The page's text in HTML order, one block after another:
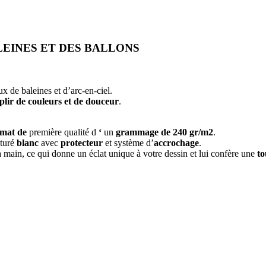
ET DES BALLONS
de baleines et d’arc-en-ciel.
de couleurs et de douceur.
de première qualité d ‘ un grammage de 240 gr/m2.
blanc avec protecteur et système d’accrochage.
ce qui donne un éclat unique à votre dessin et lui confère une